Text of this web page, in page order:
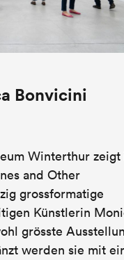
Bonvicini
Winterthur zeigt
and Other
grossformatige
Künstlerin
grösste
werden sie mit